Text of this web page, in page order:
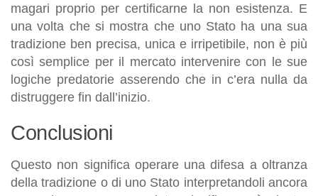
magari proprio per certificarne la non esistenza. E
una volta che si mostra che uno Stato ha una sua
tradizione ben precisa, unica e irripetibile, non è più
così semplice per il mercato intervenire con le sue
logiche predatorie asserendo che in c’era nulla da
distruggere fin dall’inizio.
Conclusioni
Questo non significa operare una difesa a oltranza
della tradizione o di uno Stato interpretandoli ancora